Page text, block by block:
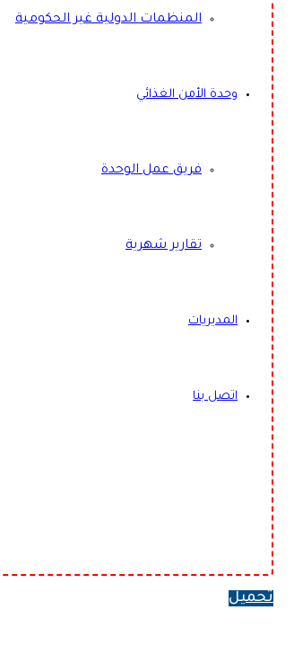
المنظمات الدولية غير الحكومية
وحدة الأمن الغذائي
فريق عمل الوحدة
تقارير شهرية
المديريات
اتصل بنا
تحميل